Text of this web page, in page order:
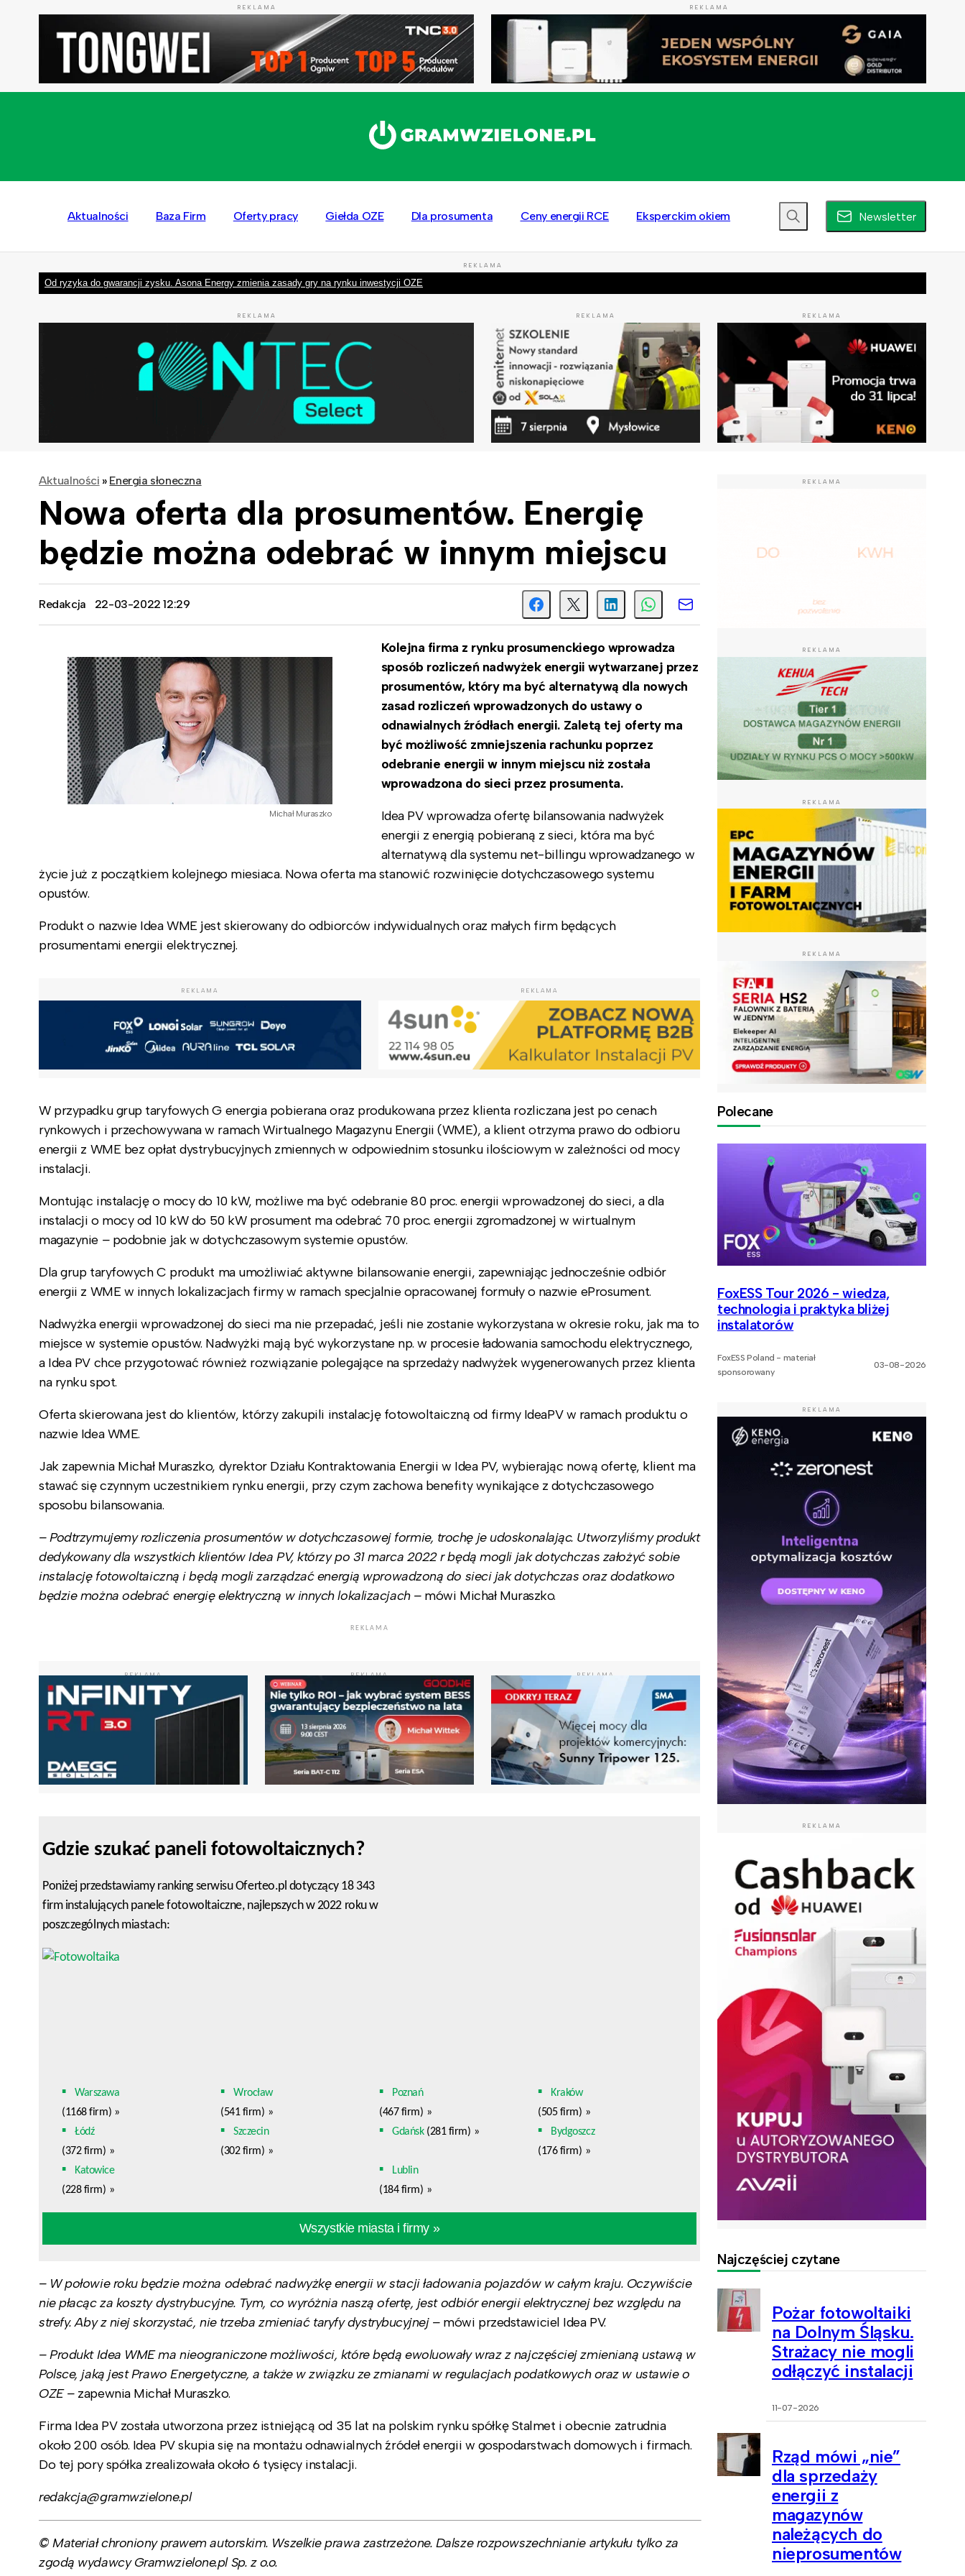
REKLAMA REKLAMA
Aktualności Baza Firm Oferty pracy Giełda OZE Dla prosumenta Ceny energii RCE Eksperckim okiem Newsletter
REKLAMA
Od ryzyka do gwarancji zysku. Asona Energy zmienia zasady gry na rynku inwestycji OZE
REKLAMA REKLAMA REKLAMA
Aktualności » Energia słoneczna
Nowa oferta dla prosumentów. Energię
będzie można odebrać w innym miejscu
Redakcja 22-03-2022 12:29
Michał Muraszko
Kolejna firma z rynku prosumenckiego wprowadza
sposób rozliczeń nadwyżek energii wytwarzanej przez
prosumentów, który ma być alternatywą dla nowych
zasad rozliczeń wprowadzonych do ustawy o
odnawialnych źródłach energii. Zaletą tej oferty ma
być możliwość zmniejszenia rachunku poprzez
odebranie energii w innym miejscu niż została
wprowadzona do sieci przez prosumenta.
Idea PV wprowadza ofertę bilansowania nadwyżek
energii z energią pobieraną z sieci, która ma być
alternatywą dla systemu net-billingu wprowadzanego w
życie już z początkiem kolejnego miesiaca. Nowa oferta ma stanowić rozwinięcie dotychczasowego systemu
opustów.
Produkt o nazwie Idea WME jest skierowany do odbiorców indywidualnych oraz małych firm będących
prosumentami energii elektrycznej.
REKLAMA REKLAMA
W przypadku grup taryfowych G energia pobierana oraz produkowana przez klienta rozliczana jest po cenach
rynkowych i przechowywana w ramach Wirtualnego Magazynu Energii (WME), a klient otrzyma prawo do odbioru
energii z WME bez opłat dystrybucyjnych zmiennych w odpowiednim stosunku ilościowym w zależności od mocy
instalacji.
Montując instalację o mocy do 10 kW, możliwe ma być odebranie 80 proc. energii wprowadzonej do sieci, a dla
instalacji o mocy od 10 kW do 50 kW prosument ma odebrać 70 proc. energii zgromadzonej w wirtualnym
magazynie – podobnie jak w dotychczasowym systemie opustów.
Dla grup taryfowych C produkt ma umożliwiać aktywne bilansowanie energii, zapewniając jednocześnie odbiór
energii z WME w innych lokalizacjach firmy w ramach specjalnie opracowanej formuły o nazwie eProsument.
Nadwyżka energii wprowadzonej do sieci ma nie przepadać, jeśli nie zostanie wykorzystana w okresie roku, jak ma to
miejsce w systemie opustów. Nadwyżki mają być wykorzystane np. w procesie ładowania samochodu elektrycznego,
a Idea PV chce przygotować również rozwiązanie polegające na sprzedaży nadwyżek wygenerowanych przez klienta
na rynku spot.
Oferta skierowana jest do klientów, którzy zakupili instalację fotowoltaiczną od firmy IdeaPV w ramach produktu o
nazwie Idea WME.
Jak zapewnia Michał Muraszko, dyrektor Działu Kontraktowania Energii w Idea PV, wybierając nową ofertę, klient ma
stawać się czynnym uczestnikiem rynku energii, przy czym zachowa benefity wynikające z dotychczasowego
sposobu bilansowania.
– Podtrzymujemy rozliczenia prosumentów w dotychczasowej formie, trochę je udoskonalając. Utworzyliśmy produkt
dedykowany dla wszystkich klientów Idea PV, którzy po 31 marca 2022 r będą mogli jak dotychczas założyć sobie
instalację fotowoltaiczną i będą mogli zarządzać energią wprowadzoną do sieci jak dotychczas oraz dodatkowo
będzie można odebrać energię elektryczną w innych lokalizacjach –mówi Michał Muraszko.
REKLAMA
REKLAMA REKLAMA REKLAMA
Gdzie szukać paneli fotowoltaicznych?
Poniżej przedstawiamy ranking serwisu Oferteo.pl dotyczący 18 343
firm instalujących panele fotowoltaiczne, najlepszych w 2022 roku w
poszczególnych miastach:
Warszawa
(1168 firm) »
Wrocław
(541 firm) »
Poznań
(467 firm) »
Kraków
(505 firm) »
Łódź
(372 firm) »
Szczecin
(302 firm) »
Gdańsk (281 firm) »
Bydgoszcz
(176 firm) »
Katowice
(228 firm) »
Lublin
(184 firm) »
Wszystkie miasta i firmy »
– W połowie roku będzie można odebrać nadwyżkę energii w stacji ładowania pojazdów w całym kraju. Oczywiście
nie płacąc za koszty dystrybucyjne. Tym, co wyróżnia naszą ofertę, jest odbiór energii elektrycznej bez względu na
strefy. Aby z niej skorzystać, nie trzeba zmieniać taryfy dystrybucyjnej –mówi przedstawiciel Idea PV.
– Produkt Idea WME ma nieograniczone możliwości, które będą ewoluowały wraz z najczęściej zmienianą ustawą w
Polsce, jaką jest Prawo Energetyczne, a także w związku ze zmianami w regulacjach podatkowych oraz w ustawie o
OZE –zapewnia Michał Muraszko.
Firma Idea PV została utworzona przez istniejącą od 35 lat na polskim rynku spółkę Stalmet i obecnie zatrudnia
około 200 osób. Idea PV skupia się na montażu odnawialnych źródeł energii w gospodarstwach domowych i firmach.
Do tej pory spółka zrealizowała około 6 tysięcy instalacji.
redakcja@gramwzielone.pl
© Materiał chroniony prawem autorskim. Wszelkie prawa zastrzeżone. Dalsze rozpowszechnianie artykułu tylko za
zgodą wydawcy Gramwzielone.pl Sp. z o.o.
REKLAMA
REKLAMA
REKLAMA
REKLAMA
Polecane
FoxESS Tour 2026 - wiedza,
technologia i praktyka bliżej
instalatorów
FoxESS Poland - materiał
sponsorowany
03-08-2026
REKLAMA
REKLAMA
Najczęściej czytane
Pożar fotowoltaiki
na Dolnym Śląsku.
Strażacy nie mogli
odłączyć instalacji
11-07-2026
Rząd mówi „nie”
dla sprzedaży
energii z
magazynów
należących do
nieprosumentów